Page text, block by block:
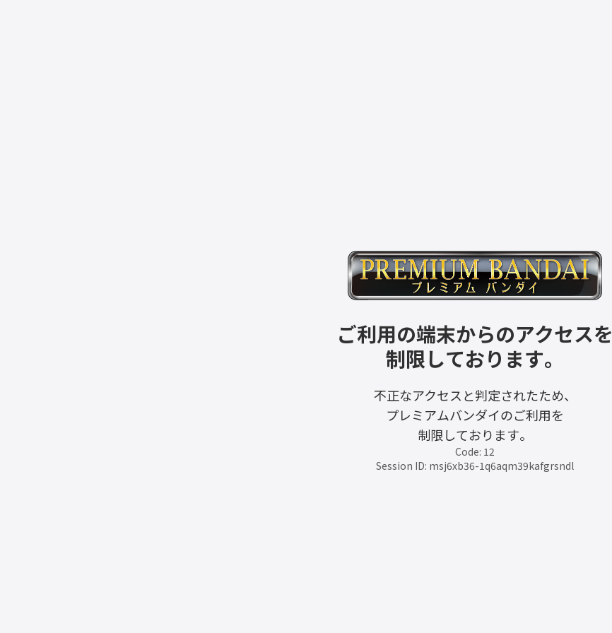
ご利用の端末からのアクセスを
制限しております。
不正なアクセスと判定されたため、
プレミアムバンダイのご利用を
制限しております。
Code: 12
Session ID: msj6xb36-1q6aqm39kafgrsndl